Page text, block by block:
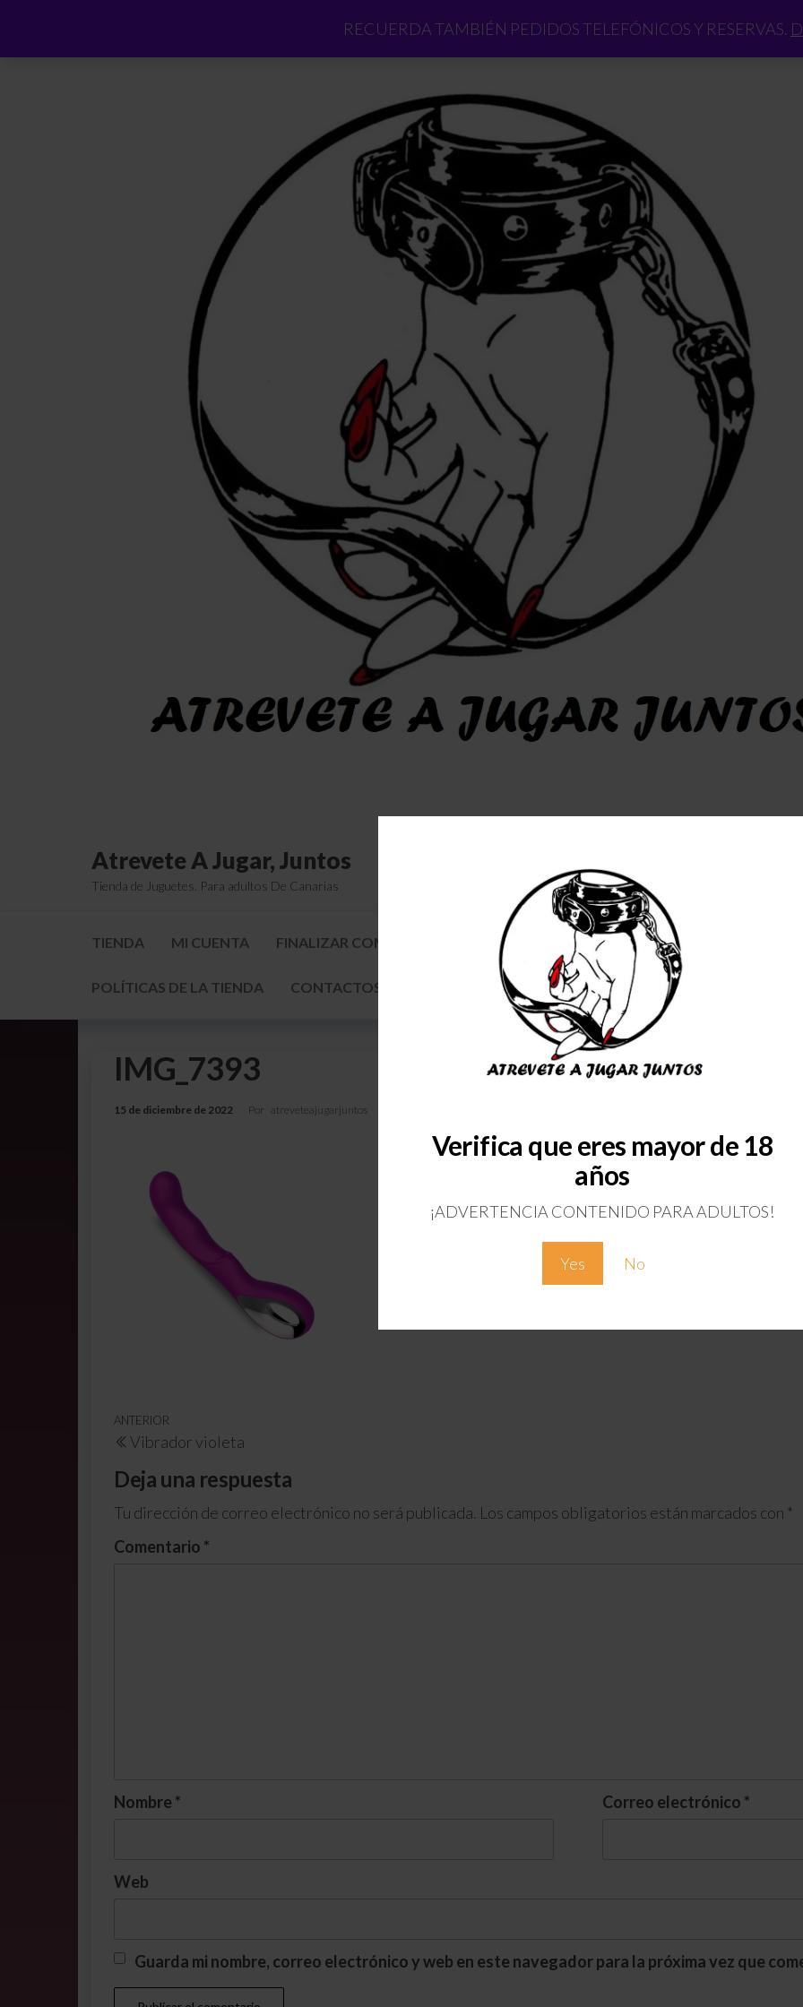
Verifica que eres mayor de 18
años
¡ADVERTENCIA CONTENIDO PARA ADULTOS!
Yes No
RECUERDA TAMBIÉN PEDIDOS TELEFÓNICOS Y RESERVAS.
Atrevete A Jugar, Juntos
Tienda de Juguetes. Para adultos De Canarias
TIENDA MI CUENTA FINALIZAR COMPRA QUIENES SOMOS COLABORADORES
POLÍTICAS DE LA TIENDA CONTACTOS Y CONSULTAS SERVICIOS
IMG_7393
15 de diciembre de 2022 Por atreveteajugarjuntos
ANTERIOR
Vibrador violeta
Deja una respuesta
Tu dirección de correo electrónico no será publicada. Los campos obligatorios están marcados con *
Comentario *
Nombre * Correo electrónico *
Web
Guarda mi nombre, correo electrónico y web en este navegador para la próxima vez que